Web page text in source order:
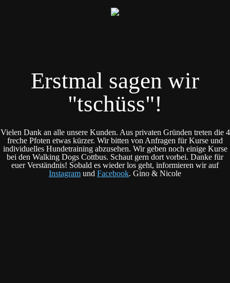
Erstmal sagen wir
"tschüss"!
Vielen Dank an alle unsere Kunden. Aus privaten Gründen treten die 4
freche Pfoten etwas kürzer. Wir bitten von Anfragen für Kurse und
individuelles Hundetraining abzusehen. Wir geben noch einige Kurse
bei den Walking Dogs Cottbus. Schaut gern dort vorbei. Danke für
euer Verständnis! Sobald es wieder los geht, informieren wir auf
Instagram und Facebook. Gino & Nicole